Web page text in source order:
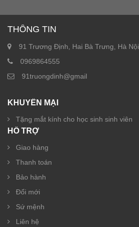
THÔNG TIN
91 Trương Định, Hai Bà Trưng, Hà Nội
0969864555
91truongdinh@gmail
KHUYẾN MẠI
Tặng mắt kính cho học sinh sinh viên
HỖ TRỢ
Giao hàng
Thanh toán
Bảo hành
Đổi mới
Sứ mệnh
Liên hệ